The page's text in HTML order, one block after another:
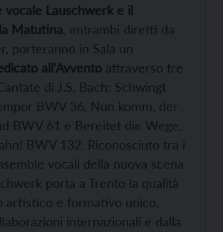
vocale Lauschwerk e il
Matutina , entrambi diretti da
porteranno in Sala un
all’Avvento attraverso tre
di J.S. Bach: Schwingt
BWV 36, Nun komm, der
BWV 61 e Bereitet die Wege,
BWV 132. Riconosciuto tra i
vocali della nuova scena
porta a Trento la qualità
artistico e formativo unico,
internazionali e dalla